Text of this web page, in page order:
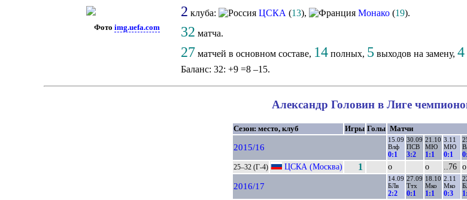
Фото img.uefa.com
2 клуба: ЦСКА (13), Монако(19).
32 матча.
27 матчей в основном составе, 14полных, 5 выходов на замену, 4
Баланс: 32: +9 =8 –15.
Александр Головин в Лиге
Сезон: место, клуб Игры Голы Матчи
2015/16
15.09
Влф
0:1
30.09
ПСВ
3:2
21.10
МЮ
1:1
3.11
МЮ
0:1
25–32 (Г-4) ЦСКА (Москва) 1 о о ..76 о
2016/17
14.09
БЛв
2:2
27.09
Ттх
0:1
18.10
Мко
1:1
2.11
Мко
0:3